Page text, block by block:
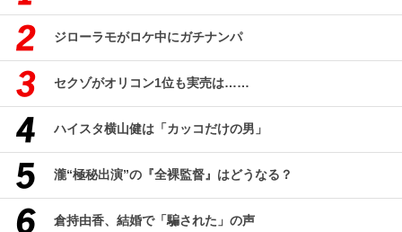
ジローラモがロケ中にガチナンパ
セクゾがオリコン1位も実売は……
ハイスタ横山健は「カッコだけの男」
瀧“極秘出演”の『全裸監督』はどうなる？
倉持由香、結婚で「騙された」の声